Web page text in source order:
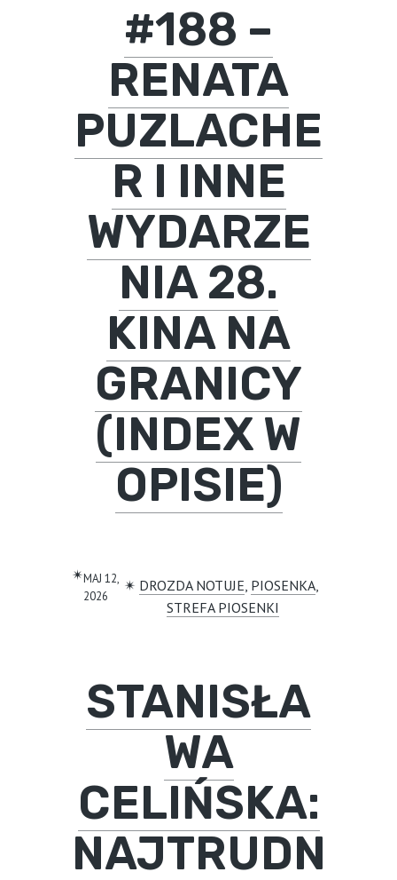
#188 –
RENATA
PUZLACHE
R I INNE
WYDARZE
NIA 28.
KINA NA
GRANICY
(INDEX W
OPISIE)
✴︎MAJ 12,
2026
✴︎ DROZDA NOTUJE, PIOSENKA
STREFA PIOSENKI
STANISŁA
WA
CELIŃSKA:
NAJTRUDN